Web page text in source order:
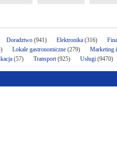
Doradztwo (941) Elektronika (316)
Lokale gastronomiczne (279) Marketing
(57) Transport(925) Usługi (9470)